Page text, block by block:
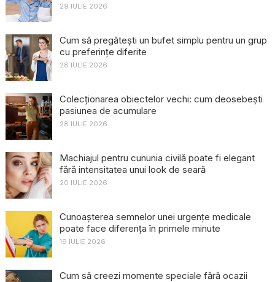
29 IULIE 2026
Cum să pregătești un bufet simplu pentru un grup
cu preferințe diferite
28 IULIE 2026
Colecționarea obiectelor vechi: cum deosebești
pasiunea de acumulare
28 IULIE 2026
Machiajul pentru cununia civilă poate fi elegant
fără intensitatea unui look de seară
20 IULIE 2026
Cunoașterea semnelor unei urgențe medicale
poate face diferența în primele minute
19 IULIE 2026
Cum să creezi momente speciale fără ocazii